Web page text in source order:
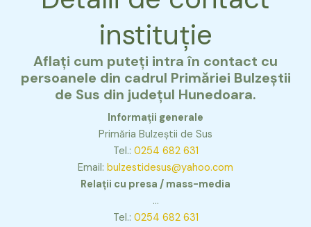
instituție
Aflați cum puteți intra în contact cu
persoanele din cadrul Primăriei Bulzeștii
de Sus din județul Hunedoara.
Informații generale
Primăria Bulzeștii de Sus
Tel.: 0254 682 631
Email: bulzestidesus@yahoo.com
Relații cu presa / mass-media
…
Tel.: 0254 682 631